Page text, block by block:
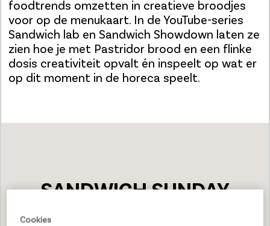
foodtrends omzetten in creatieve broodjes
voor op de menukaart. In de YouTube-series
Sandwich lab en Sandwich Showdown laten ze
zien hoe je met Pastridor brood en een flinke
dosis creativiteit opvalt én inspeelt op wat er
op dit moment in de horeca speelt.
SANDWICH SUNDAY
Cookies